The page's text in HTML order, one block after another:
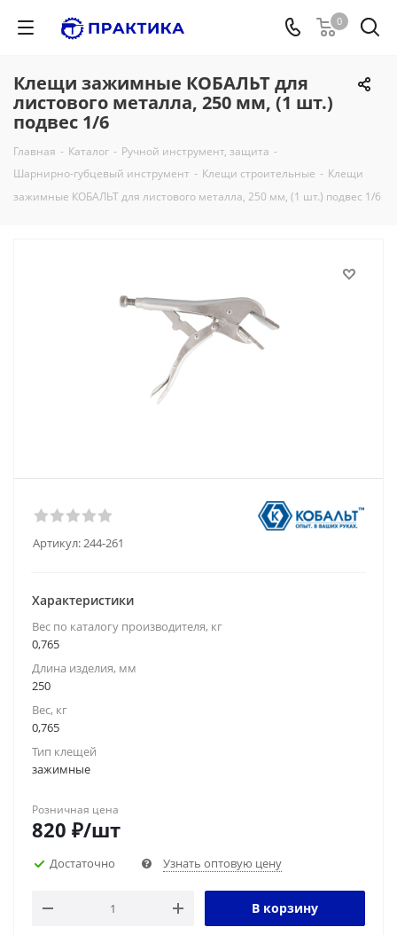
0
Клещи зажимные КОБАЛЬТ для
листового металла, 250 мм, (1 шт.)
подвес 1/6
Главная - Каталог - Ручной инструмент, защита -
Шарнирно-губцевый инструмент - Клещи строительные - Клещи
зажимные КОБАЛЬТ для листового металла, 250 мм, (1 шт.) подвес 1/6
Артикул:244-261
Характеристики
Вес по каталогу производителя, кг
0,765
Длина изделия, мм
250
Вес, кг
0,765
Тип клещей
зажимные
Розничная цена
820 ₽/шт
Достаточно Узнать оптовую цену
В корзину